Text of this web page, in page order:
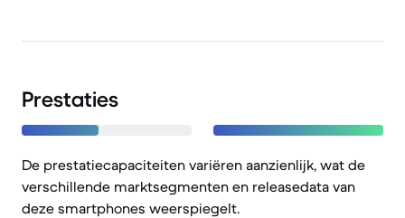
Prestaties
De prestatiecapaciteiten variëren aanzienlijk, wat de
verschillende marktsegmenten en releasedata van
deze smartphones weerspiegelt.